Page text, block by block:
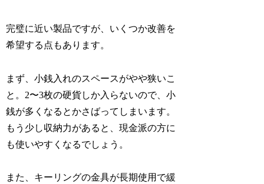
完璧に近い製品ですが、いくつか改善を
希望する点もあります。
まず、小銭入れのスペースがやや狭いこ
と。2〜3枚の硬貨しか入らないので、小
銭が多くなるとかさばってしまいます。
もう少し収納力があると、現金派の方に
も使いやすくなるでしょう。
また、キーリングの金具が長期使用で緩